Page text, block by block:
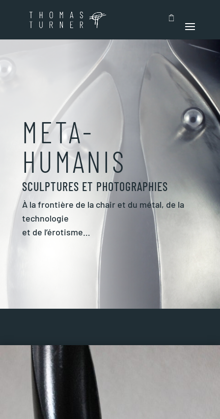
META-
HUMANIS
SCULPTURES ET PHOTOGRAPHIES
À la frontière de la chair et du métal, de la
technologie
et de l’érotisme…